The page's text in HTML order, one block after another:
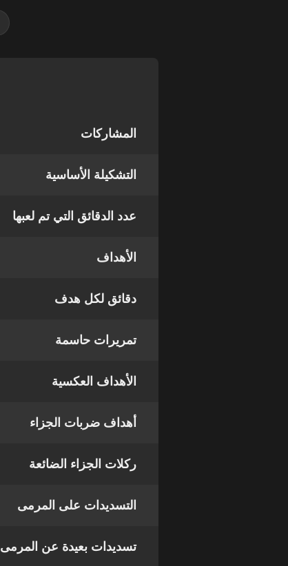
المشاركات
التشكيلة الأساسية
عدد الدقائق التي تم لعبها
الأهداف
دقائق لكل هدف
تمريرات حاسمة
الأهداف العكسية
أهداف ضربات الجزاء
ركلات الجزاء الضائعة
التسديدات على المرمى
تسديدات بعيدة عن المرمى